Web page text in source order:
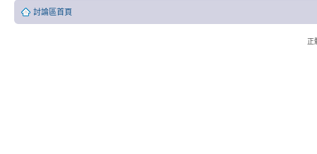
討論區首頁
正